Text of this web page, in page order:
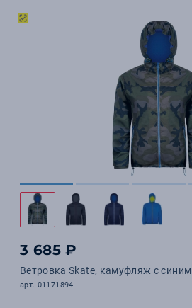
3 685 ₽
Ветровка Skate, камуфляж с синим
арт. 01171894